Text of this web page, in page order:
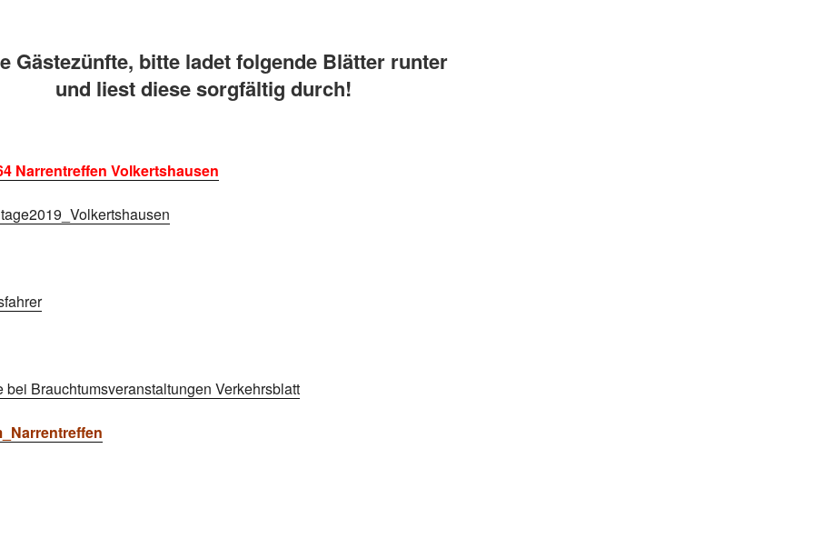
Gästezünfte, bitte ladet folgende Blätter runter
und liest diese sorgfältig durch!
Narrentreffen Volkertshausen
bei Brauchtumsveranstaltungen Verkehrsblatt